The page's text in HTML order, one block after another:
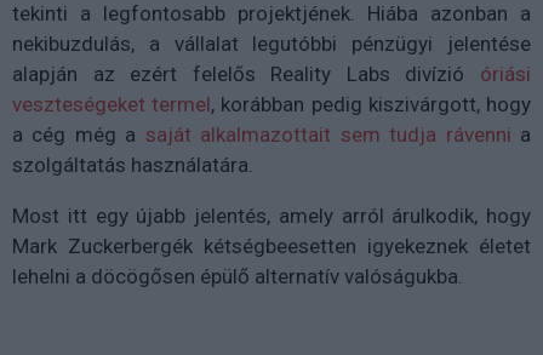
tekinti a legfontosabb projektjének. Hiába azonban a
nekibuzdulás, a vállalat legutóbbi pénzügyi jelentése
alapján az ezért felelős Reality Labs divízió óriási
veszteségeket termel, korábban pedig kiszivárgott, hogy
a cég még a saját alkalmazottait sem tudja rávenni a
szolgáltatás használatára.
Most itt egy újabb jelentés, amely arról árulkodik, hogy
Mark Zuckerbergék kétségbeesetten igyekeznek életet
lehelni a döcögősen épülő alternatív valóságukba.